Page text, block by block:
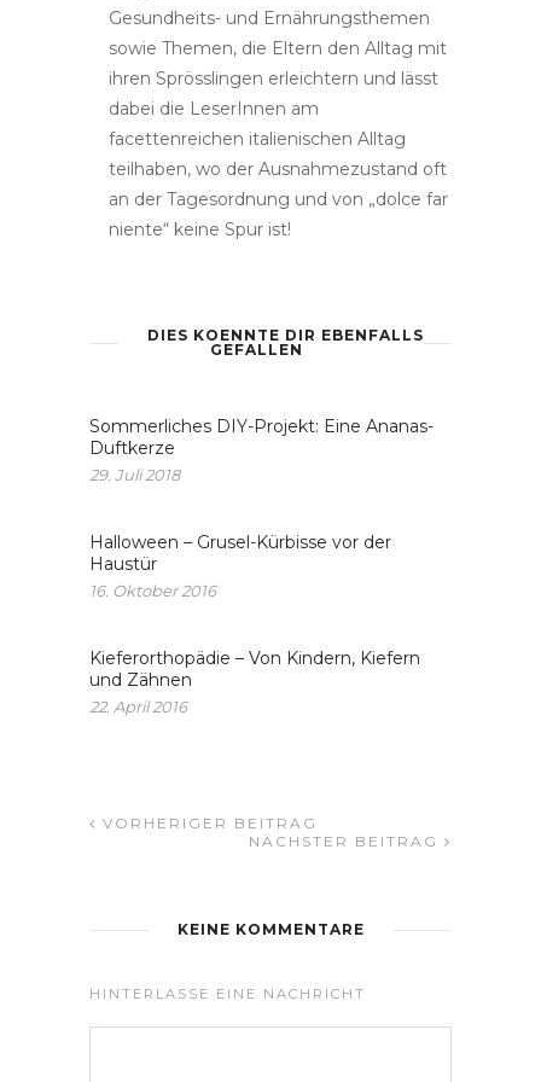
Gesundheits- und Ernährungsthemen
sowie Themen, die Eltern den Alltag mit
ihren Sprösslingen erleichtern und lässt
dabei die LeserInnen am
facettenreichen italienischen Alltag
teilhaben, wo der Ausnahmezustand oft
an der Tagesordnung und von „dolce far
niente“ keine Spur ist!
DIES KOENNTE DIR EBENFALLS
GEFALLEN
Sommerliches DIY-Projekt: Eine Ananas-
Duftkerze
29. Juli 2018
Halloween – Grusel-Kürbisse vor der
Haustür
16. Oktober 2016
Kieferorthopädie – Von Kindern, Kiefern
und Zähnen
22. April 2016
VORHERIGER BEITRAG
NÄCHSTER BEITRAG
KEINE KOMMENTARE
HINTERLASSE EINE NACHRICHT